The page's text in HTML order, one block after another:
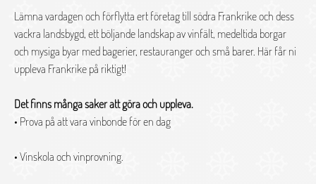
Lämna vardagen och förflytta ert företag till södra Frankrike och dess
vackra landsbygd, ett böljande landskap av vinfält, medeltida borgar
och mysiga byar med bagerier, restauranger och små barer. Här får ni
uppleva Frankrike på riktigt!
Det finns många saker att göra och uppleva.
• Prova på att vara vinbonde för en dag
• Vinskola och vinprovning.